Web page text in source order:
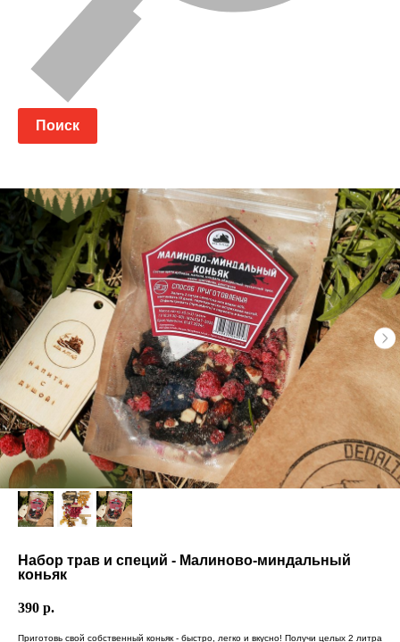
Поиск
Набор трав и специй - Малиново-миндальный
коньяк
390 р.
Приготовь свой собственный коньяк - быстро, легко и вкусно! Получи целых 2 литра